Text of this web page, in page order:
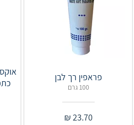
פראפין רך לבן
100 גרם
23.70
₪